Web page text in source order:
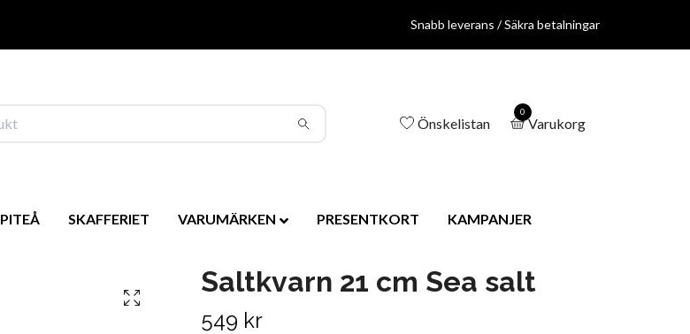
Snabb leverans / Säkra betalningar
Önskelistan
0
Varukorg
PITEÅ SKAFFERIET VARUMÄRKEN PRESENTKORT KAMPANJER
Saltkvarn 21 cm Sea salt
549 kr